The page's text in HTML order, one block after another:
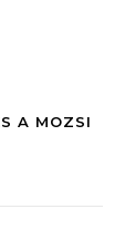
A MOZSI